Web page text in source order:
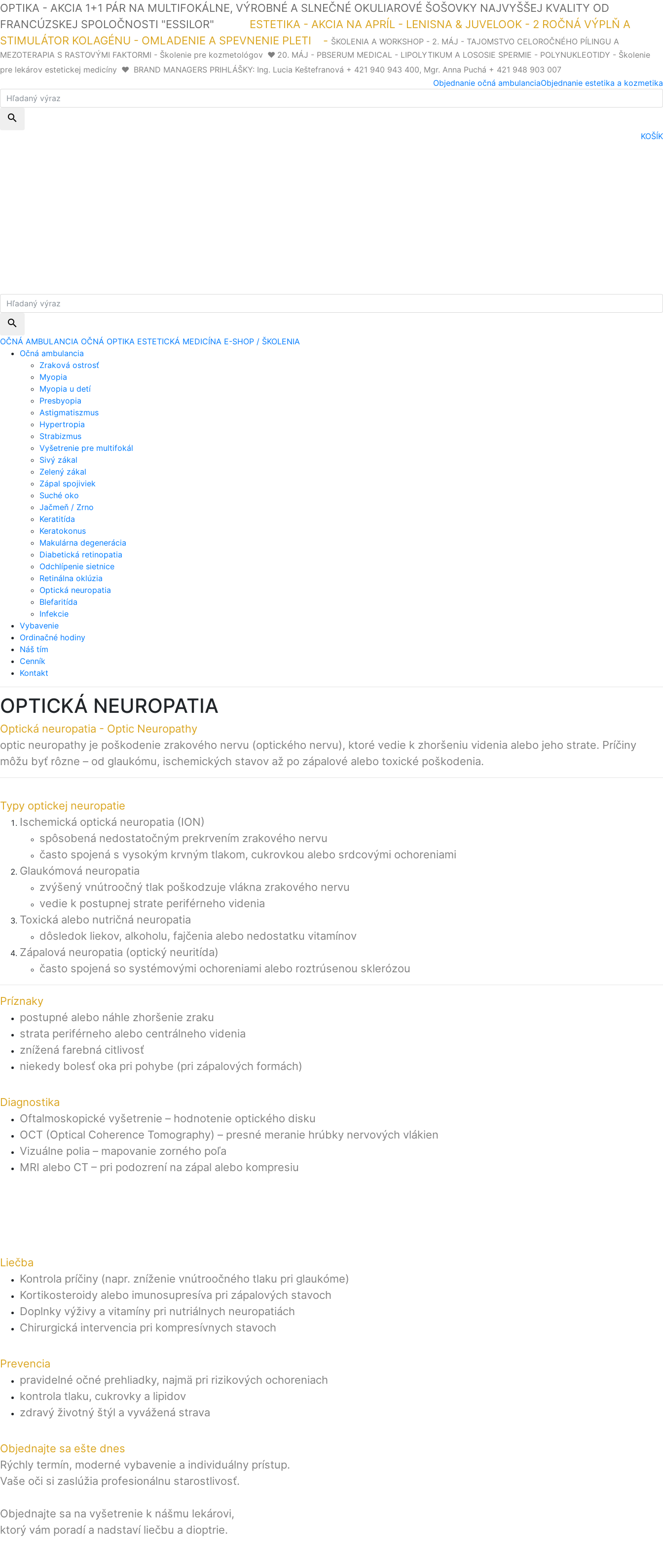
OPTIKA - AKCIA 1+1 PÁR NA MULTIFOKÁLNE, VÝROBNÉ A SLNEČNÉ OKULIAROVÉ ŠOŠOVKY NAJVYŠŠEJ KVALITY OD
FRANCÚZSKEJ SPOLOČNOSTI "ESSILOR" ESTETIKA - AKCIA NA APRÍL - LENISNA & JUVELOOK - 2 ROČNÁ VÝPLŇ A
STIMULÁTOR KOLAGÉNU - OMLADENIE A SPEVNENIE PLETI - ŠKOLENIA A WORKSHOP - 2. MÁJ - TAJOMSTVO CELOROČNÉHO PÍLINGU A
MEZOTERAPIA S RASTOVÝMI FAKTORMI - Školenie pre kozmetológov ❤️ 20. MÁJ - PBSERUM MEDICAL - LIPOLYTIKUM A LOSOSIE SPERMIE - POLYNUKLEOTIDY - Školenie
pre lekárov estetickej medicíny ❤️ BRAND MANAGERS PRIHLÁŠKY: Ing. Lucia Keštefranová + 421 940 943 400, Mgr. Anna Puchá + 421 948 903 007
Objednanie estetika a kozmetika
Objednanie očná ambulancia
search
KOŠÍK
search
OČNÁ AMBULANCIA OČNÁ OPTIKA ESTETICKÁ MEDICÍNA E-SHOP / ŠKOLENIA
Očná ambulancia
Zraková ostrosť
Myopia
Myopia u detí
Presbyopia
Astigmatiszmus
Hypertropia
Strabizmus
Vyšetrenie pre multifokál
Sivý zákal
Zelený zákal
Zápal spojiviek
Suché oko
Jačmeň / Zrno
Keratitída
Keratokonus
Makulárna degenerácia
Diabetická retinopatia
Odchlípenie sietnice
Retinálna oklúzia
Optická neuropatia
Blefaritída
Infekcie
Vybavenie
Ordinačné hodiny
Náš tím
Cenník
Kontakt
OPTICKÁ NEUROPATIA
Optická neuropatia - Optic Neuropathy
optic neuropathy je poškodenie zrakového nervu (optického nervu), ktoré vedie k zhoršeniu videnia alebo jeho strate. Príčiny
môžu byť rôzne – od glaukómu, ischemických stavov až po zápalové alebo toxické poškodenia.
Typy optickej neuropatie
Ischemická optická neuropatia (ION)
spôsobená nedostatočným prekrvením zrakového nervu
často spojená s vysokým krvným tlakom, cukrovkou alebo srdcovými ochoreniami
Glaukómová neuropatia
zvýšený vnútroočný tlak poškodzuje vlákna zrakového nervu
vedie k postupnej strate periférneho videnia
Toxická alebo nutričná neuropatia
dôsledok liekov, alkoholu, fajčenia alebo nedostatku vitamínov
Zápalová neuropatia (optický neuritída)
často spojená so systémovými ochoreniami alebo roztrúsenou sklerózou
Príznaky
postupné alebo náhle zhoršenie zraku
strata periférneho alebo centrálneho videnia
znížená farebná citlivosť
niekedy bolesť oka pri pohybe (pri zápalových formách)
Diagnostika
Oftalmoskopické vyšetrenie – hodnotenie optického disku
OCT (Optical Coherence Tomography) – presné meranie hrúbky nervových vlákien
Vizuálne polia – mapovanie zorného poľa
MRI alebo CT – pri podozrení na zápal alebo kompresiu
Liečba
Kontrola príčiny (napr. zníženie vnútroočného tlaku pri glaukóme)
Kortikosteroidy alebo imunosupresíva pri zápalových stavoch
Doplnky výživy a vitamíny pri nutriálnych neuropatiách
Chirurgická intervencia pri kompresívnych stavoch
Prevencia
pravidelné očné prehliadky, najmä pri rizikových ochoreniach
kontrola tlaku, cukrovky a lipidov
zdravý životný štýl a vyvážená strava
Objednajte sa ešte dnes
Rýchly termín, moderné vybavenie a individuálny prístup.
Vaše oči si zaslúžia profesionálnu starostlivosť.
Objednajte sa na vyšetrenie k nášmu lekárovi,
ktorý vám poradí a nadstaví liečbu a dioptrie.